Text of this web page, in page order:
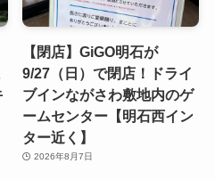
【閉店】GiGO明石が
9/27（日）で閉店！ドライ
ブインながさわ敷地内のゲ
ームセンター【明石西イン
ター近く】
2026年8月7日